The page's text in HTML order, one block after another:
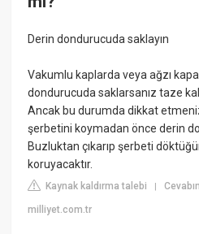
Derin dondurucuda saklayın
Vakumlu kaplarda veya ağzı
dondurucuda saklarsanız taze
Ancak bu durumda dikkat
şerbetini koymadan önce derin
Buzluktan çıkarıp şerbeti
koruyacaktır.
Kaynak kaldırma talebi |
milliyet.com.tr